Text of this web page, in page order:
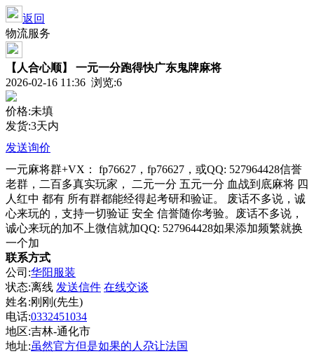
返回
物流服务
【人合心顺】 一元一分跑得快广东鬼牌麻将
2026-02-16 11:36 浏览:6
价格:未填
发货:3天内
发送询价
一元麻将群+VX： fp76627，fp76627，或QQ: 527964428信誉
老群，二百多真实玩家， 二元一分 五元一分 血战到底麻将 四
人红中 都有 所有群都能经得起考研和验证。 废话不多说，诚
心来玩的，支持一切验证 安全 信誉随你考验。废话不多说，
诚心来玩的加不上微信就加QQ: 527964428如果添加频繁就换
一个加
联系方式
公司:华阳服装
状态:离线 发送信件 在线交谈
姓名:刚刚(先生)
电话:0332451034
地区:吉林-通化市
地址:虽然官方但是如果的人尕让法国